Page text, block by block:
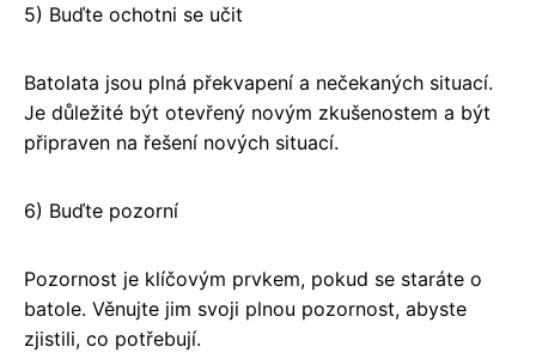
5) Buďte ochotni se učit
Batolata jsou plná překvapení a nečekaných situací.
Je důležité být otevřený novým zkušenostem a být
připraven na řešení nových situací.
6) Buďte pozorní
Pozornost je klíčovým prvkem, pokud se staráte o
batole. Věnujte jim svoji plnou pozornost, abyste
zjistili, co potřebují.